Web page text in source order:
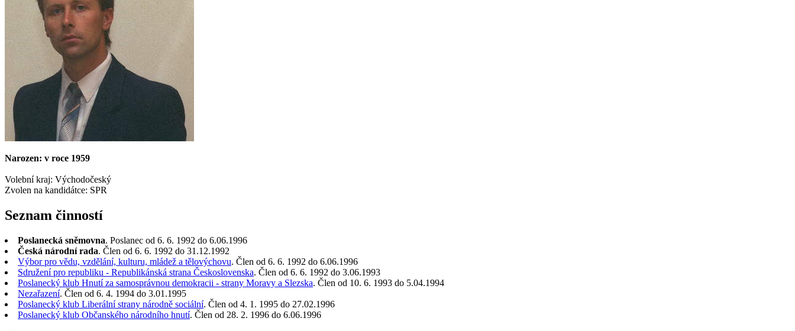
Narozen: v roce 1959
Volební kraj: Východočeský
Zvolen na kandidátce: SPR
Seznam činností
Poslanecká sněmovna. Poslanec od 6. 6. 1992 do 6.06.1996
Česká národní rada. Člen od 6. 6. 1992 do 31.12.1992
Výbor pro vědu, vzdělání, kulturu, mládež a tělovýchovu. Člen od 6. 6. 1992 do 6.06.1996
Sdružení pro republiku - Republikánská strana Československa. Člen od 6. 6. 1992 do 3.06.1993
Poslanecký klub Hnutí za samosprávnou demokracii - strany Moravy a Slezska. Člen od 10. 6. 1993 do 5.04.1994
Nezařazení. Člen od 6. 4. 1994 do 3.01.1995
Poslanecký klub Liberální strany národně sociální. Člen od 4. 1. 1995 do 27.02.1996
Poslanecký klub Občanského národního hnutí. Člen od 28. 2. 1996 do 6.06.1996